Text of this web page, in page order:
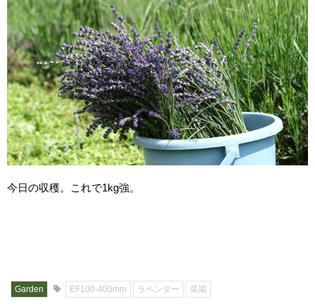
今日の収穫。これで1kg強。
Garden EF100-400mm ラベンダー 菜園